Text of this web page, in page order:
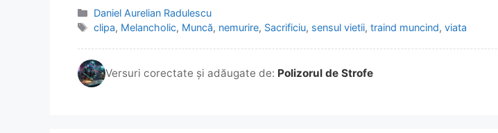
Categorii
Daniel Aurelian Radulescu
Etichete
clipa, Melancholic, Muncă, nemurire, Sacrificiu, sensul vietii,traind muncind,viata
Versuri corectate și adăugate de: Polizorul de Strofe